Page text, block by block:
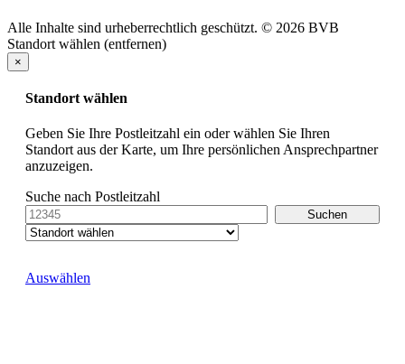
Alle Inhalte sind urheberrechtlich geschützt. © 2026 BVB
Standort wählen (entfernen)
×
Standort wählen
Geben Sie Ihre Postleitzahl ein oder wählen Sie Ihren
Standort aus der Karte, um Ihre persönlichen Ansprechpartner
anzuzeigen.
Suche nach Postleitzahl
Auswählen